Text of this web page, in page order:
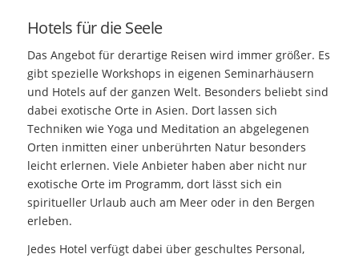
Hotels für die Seele
Das Angebot für derartige Reisen wird immer größer. Es
gibt spezielle Workshops in eigenen Seminarhäusern
und Hotels auf der ganzen Welt. Besonders beliebt sind
dabei exotische Orte in Asien. Dort lassen sich
Techniken wie Yoga und Meditation an abgelegenen
Orten inmitten einer unberührten Natur besonders
leicht erlernen. Viele Anbieter haben aber nicht nur
exotische Orte im Programm, dort lässt sich ein
spiritueller Urlaub auch am Meer oder in den Bergen
erleben.
Jedes Hotel verfügt dabei über geschultes Personal,